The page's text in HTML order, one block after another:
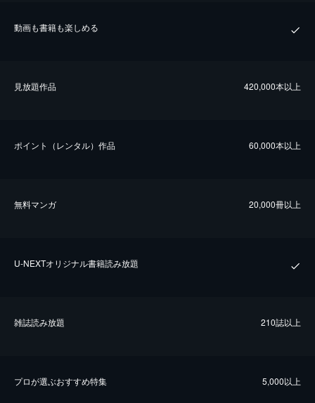
動画も書籍も楽しめる
⾒放題作品 420,000本以上
ポイント（レンタル）作品 60,000本以上
無料マンガ 20,000冊以上
U-NEXTオリジナル書籍読み放題
雑誌読み放題 210誌以上
プロが選ぶおすすめ特集 5,000以上